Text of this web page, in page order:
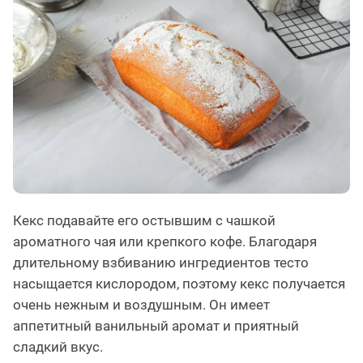
Кекс подавайте его остывшим с чашкой
ароматного чая или крепкого кофе. Благодаря
длительному взбиванию ингредиентов тесто
насыщается кислородом, поэтому кекс получается
очень нежным и воздушным. Он имеет
аппетитный ванильный аромат и приятный
сладкий вкус.